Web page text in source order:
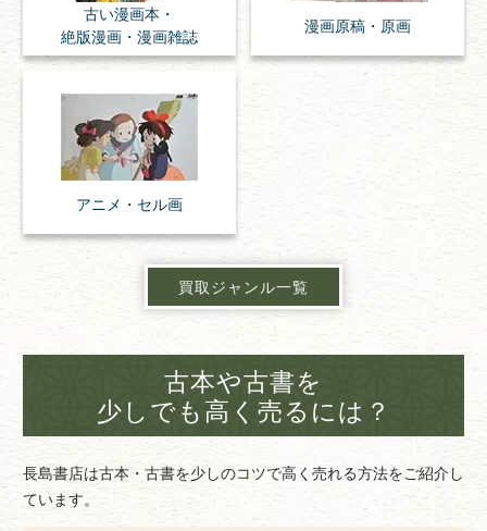
古い漫画本・
絶版漫画・漫画雑誌
漫画原稿・ 原画
アニメ・ セル画
買取ジャンル一覧
古本や古書を
少しでも高く売るには？
長島書店は古本・古書を少しのコツで高く売れる方法をご紹介し
ています。